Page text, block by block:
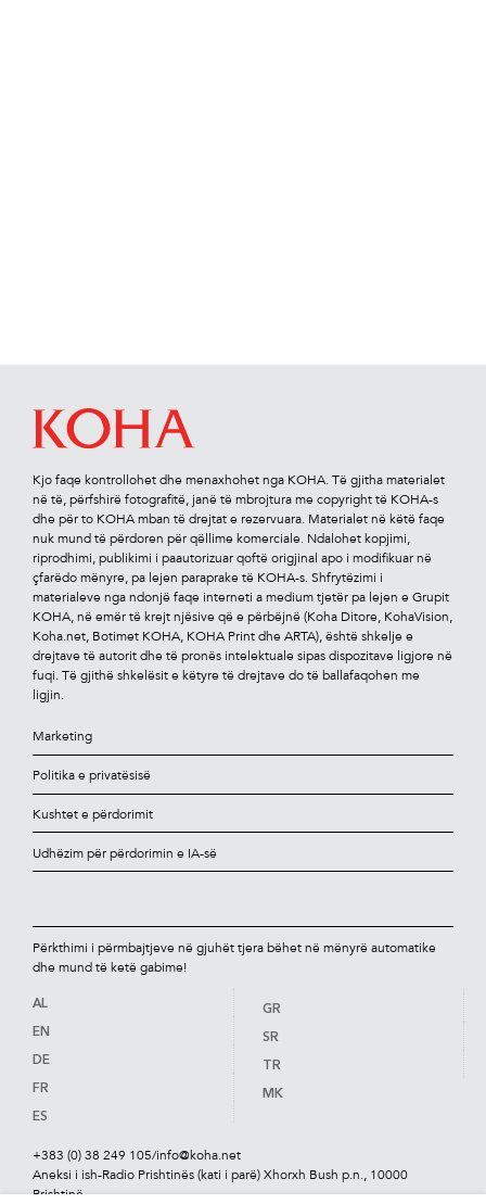
Kjo faqe kontrollohet dhe menaxhohet nga KOHA. Të gjitha materialet
në të, përfshirë fotograﬁtë, janë të mbrojtura me copyright të KOHA-s
dhe për to KOHA mban të drejtat e rezervuara. Materialet në këtë faqe
nuk mund të përdoren për qëllime komerciale. Ndalohet kopjimi,
riprodhimi, publikimi i paautorizuar qoftë origjinal apo i modiﬁkuar në
çfarëdo mënyre, pa lejen paraprake të KOHA-s. Shfrytëzimi i
materialeve nga ndonjë faqe interneti a medium tjetër pa lejen e Grupit
KOHA, në emër të krejt njësive që e përbëjnë (Koha Ditore, KohaVision,
Koha.net, Botimet KOHA, KOHA Print dhe ARTA), është shkelje e
drejtave të autorit dhe të pronës intelektuale sipas dispozitave ligjore në
fuqi. Të gjithë shkelësit e këtyre të drejtave do të ballafaqohen me
ligjin.
Marketing
Politika e privatësisë
Kushtet e përdorimit
Udhëzim për përdorimin e IA-së
Përkthimi i përmbajtjeve në gjuhët tjera bëhet në mënyrë automatike
dhe mund të ketë gabime!
AL
EN
DE
FR
ES
GR
SR
TR
MK
+383 (0) 38 249 105/info@koha.net
Aneksi i ish-Radio Prishtinës (kati i parë) Xhorxh Bush p.n., 10000
Prishtinë